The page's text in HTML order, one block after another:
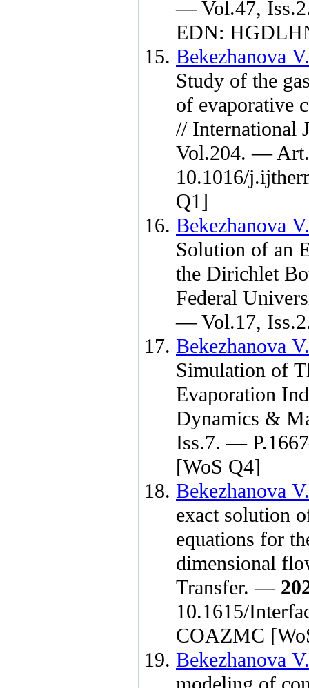
— Vol.47,
EDN:
Bekezhanova
Study of the
of evaporative
// International
Vol.204. —
10.1016/
Q1]
Bekezhanova
Solution of an
the Dirichlet
Federal
— Vol.17,
Bekezhanova
Simulation of
Evaporation
Dynamics &
Iss.7. — P.16
[WoS Q4]
Bekezhanova
exact solution
equations for
dimensional
Transfer. —
10.1615/
COAZMC
Bekezhanova